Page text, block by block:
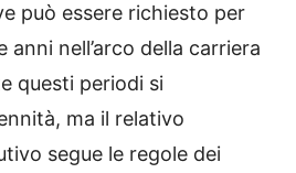
può essere richiesto per
anni nell’arco della carriera
questi periodi si
ma il relativo
segue le regole dei